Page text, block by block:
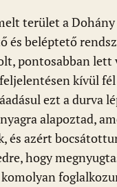
terület a
és beléptető
pontosabban lett
kívül
ezt a durva
alapoztad,
és azért
hogy